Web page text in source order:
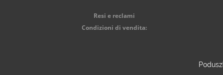
Resi e reclami
Condizioni di vendita: